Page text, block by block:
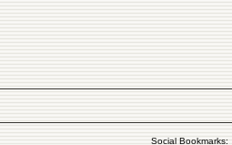
Social Bookmarks: